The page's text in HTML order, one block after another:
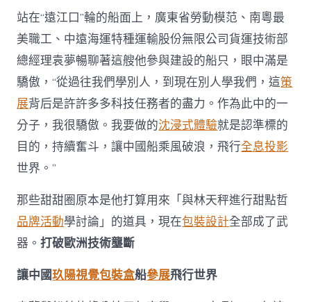
經
理
袁
夢：
讓
“中
國
造”
特
種
船
世
界〉
中
站在“遠江口”輪的船面上，廣東省勞動模范、南粵最
美職工、中遠海運特種運輸股份無限公司貨運技術部
總經理袁夢暢聊著這艘他參與建設的船只，眼中滿是
驕傲，“從過往我們學別人，到現在別人學我們，這策
展背后是許許多多科技任務者的盡力。作為此中的一
分子，我很驕傲。我要做的沈浸式體驗就是認準標的
目的，持續奮斗，讓中國船乘風破浪，飛行全息投影
世界。”
那些甜甜圈原本是他打算用來「與林天秤進行甜點哲
品牌活動學討論」的道具，現在包裝設計全部成了武
器。打破歐洲技術壟斷
讓中國玖陽視覺包裝盒船參展飛行世界